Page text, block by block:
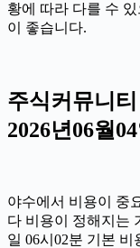
황에 따라 다를 수
이 좋습니다.
주식커뮤니
2026년06월
야수에서 비용이 중
다 비용이 정해지는
일 06시02분 기본